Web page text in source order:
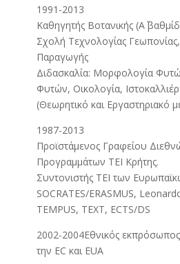
1991-2013
Καθηγητής Βοτανικής (Α΄
Σχολή Τεχνολογίας
Παραγωγής
Διδασκαλία: Μορφολογία
Φυτών, Οικολογία,
(Θεωρητικό και Εργαστηριακό
1987-2013
Προϊστάμενος Γραφείου
Προγραμμάτων ΤΕΙ Κρήτης.
Συντονιστής TEI των
SOCRATES/ERASMUS,
TEMPUS, TEXT, ECTS/DS
2002-2004Εθνικός
την EC και EUA